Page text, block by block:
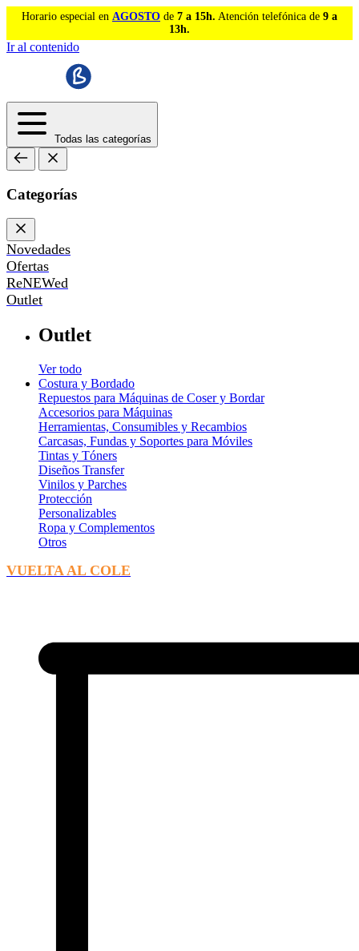
Horario especial en AGOSTO de 7 a 15h. Atención telefónica de 9 a
13h.
Ir al contenido
Todas las categorías
Categorías
Novedades
Ofertas
ReNEWed
Outlet
Outlet
Ver todo
Costura y Bordado
Repuestos para Máquinas de Coser y Bordar
Accesorios para Máquinas
Herramientas, Consumibles y Recambios
Carcasas, Fundas y Soportes para Móviles
Tintas y Tóners
Diseños Transfer
Vinilos y Parches
Protección
Personalizables
Ropa y Complementos
Otros
VUELTA AL COLE